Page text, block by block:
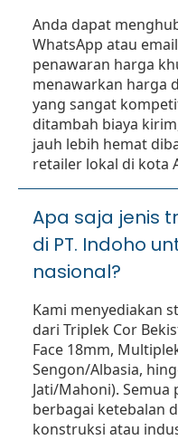
Anda dapat
WhatsApp atau
penawaran harga
menawarkan harga
yang sangat
ditambah biaya
jauh lebih hemat
retailer lokal di kota
Apa saja jenis
di PT. Indoho
nasional?
Kami menyediakan
dari Triplek Cor
Face 18mm,
Sengon/Albasia,
Jati/Mahoni).
berbagai ketebalan
konstruksi atau